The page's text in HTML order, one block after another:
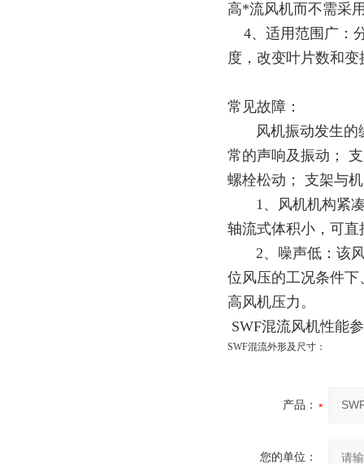
高*流风机而不需采
4、适用范围广：
度，改变叶片数和
常见故障：
风机振动发生的缘
常的声响及振动；
螺栓松动； 支架与
1、风机机构紧凑
轴流式体积小，可
2、噪声低：该风
位风压的工况条件
高风机压力。
SWF混流风机性能
SWF混流外形及尺寸：
产品：
您的单位：